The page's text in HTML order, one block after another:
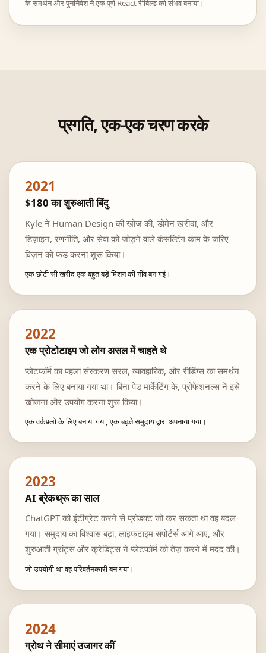
के समर्थन और पुनर्निवेश ने एक पूर्ण React रीबिल्ड को संभव बनाया।
प्रगति, एक-एक चरण करके
2021
$180 का शुरुआती बिंदु
Kyle ने Human Design की खोज की, डोमेन खरीदा, और
डिज़ाइन, रणनीति, और सेवा को जोड़ने वाले कंसल्टिंग काम के जरिए
विज़न को फंड करना शुरू किया।
एक छोटी सी खरीद एक बहुत बड़े मिशन की नींव बन गई।
2022
एक प्रोटोटाइप जो लोग असल में चाहते थे
प्लेटफॉर्म का पहला संस्करण सरल, व्यावहारिक, और रीडिंग्स का समर्थन
करने के लिए बनाया गया था। बिना पेड मार्केटिंग के, प्रोफेशनल्स ने इसे
खोजना और उपयोग करना शुरू किया।
एक वर्कफ़्लो के लिए बनाया गया, एक बढ़ते समुदाय द्वारा अपनाया गया।
2023
AI ब्रेकथ्रू का साल
ChatGPT को इंटीग्रेट करने से प्रोडक्ट जो कर सकता था वह बदल
गया। समुदाय का विश्वास बढ़ा, लाइफटाइम सपोर्टर्स आगे आए, और
शुरुआती ग्रांट्स और क्रेडिट्स ने प्लेटफॉर्म को तेज़ करने में मदद की।
जो उपयोगी था वह परिवर्तनकारी बन गया।
2024
ग्रोथ ने सीमाएं उजागर कीं